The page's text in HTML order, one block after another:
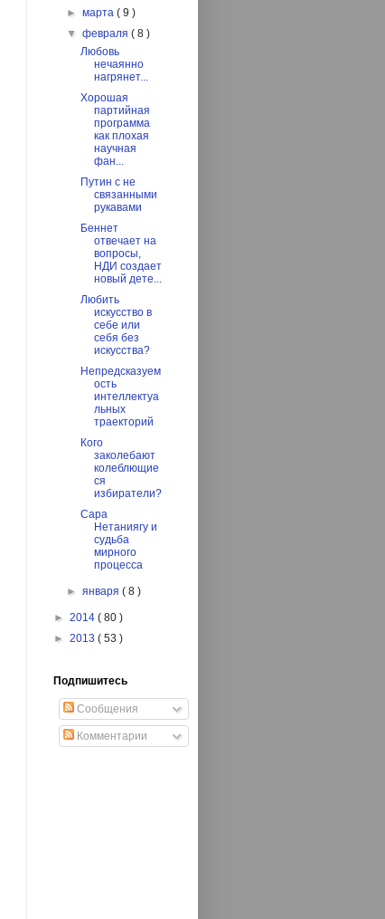
►марта( 9 )
▼февраля( 8 )
Любовь
нечаянно
нагрянет...
Хорошая
партийная
программа
как плохая
научная
фан...
Путин с не
связанными
рукавами
Беннет
отвечает на
вопросы,
НДИ создает
новый дете...
Любить
искусство в
себе или
себя без
искусства?
Непредсказуем
ость
интеллектуа
льных
траекторий
Кого
заколебают
колеблющие
ся
избиратели?
Сара
Нетаниягу и
судьба
мирного
процесса
►января( 8 )
► 2014 ( 80 )
► 2013 ( 53 )
Подпишитесь
Сообщения
Комментарии